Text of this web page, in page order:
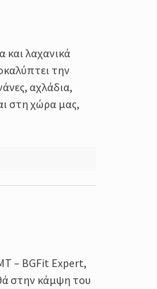
και λαχανικά
την
αχλάδια,
στη χώρα μας,
– BGFit Expert,
στην κάμψη του